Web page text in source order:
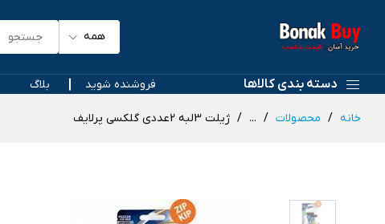
همه
دسته بندی کالاها فروشنده شوید بلاگ
خانه محصولات ... ژیلت 3لبه 2عددی گلکسی پرلایف